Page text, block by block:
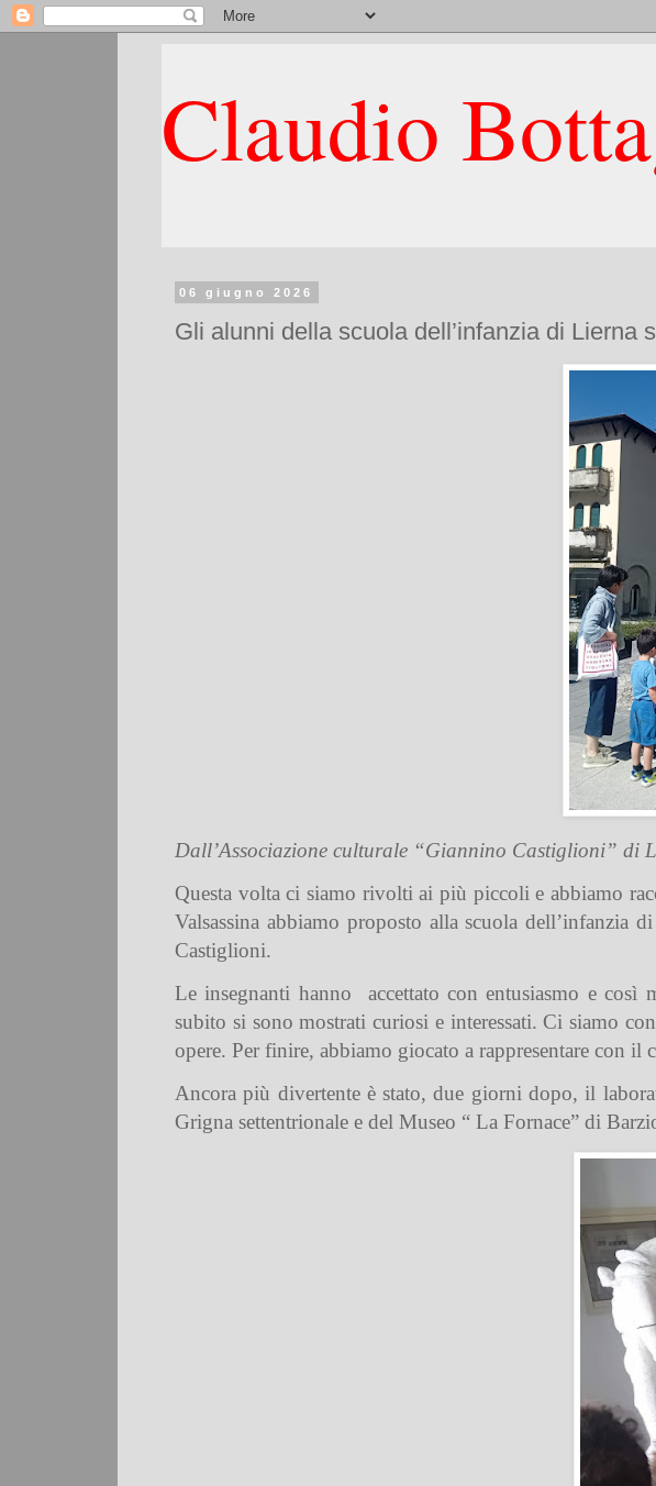
Claudio
06 giugno 2026
Gli alunni della scuola dell’infanzia di
Dall’Associazione culturale “Giannino Castiglioni” di
Questa volta ci siamo rivolti ai più piccoli e abbiamo
Valsassina abbiamo proposto alla scuola dell’infanzia
Castiglioni.
Le insegnanti hanno
accettato con entusiasmo e
subito si sono mostrati curiosi e interessati. Ci siamo
opere. Per finire, abbiamo giocato a rappresentare con
Ancora più divertente è stato, due giorni dopo, il
Grigna settentrionale e del Museo “ La Fornace” di